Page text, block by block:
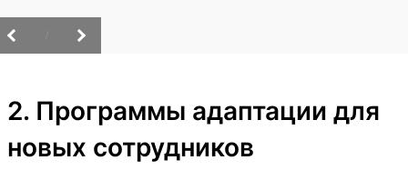
2. Программы адаптации для
новых сотрудников